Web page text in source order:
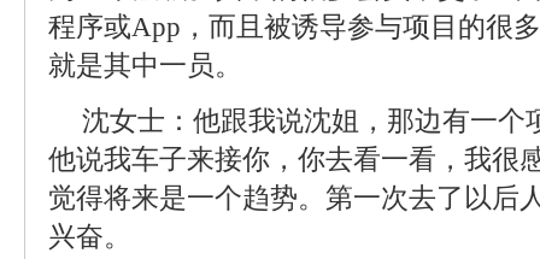
程序或App，而且被诱导参与项目的很
就是其中一员。
沈女士：他跟我说沈姐，那边有一个
他说我车子来接你，你去看一看，我很
觉得将来是一个趋势。第一次去了以后
兴奋。